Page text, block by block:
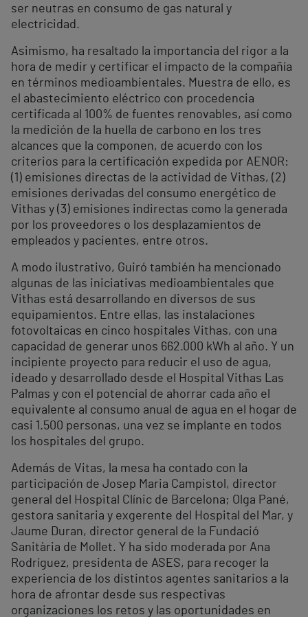
ser neutras en consumo de gas natural y
electricidad.
Asimismo, ha resaltado la importancia del rigor a la
hora de medir y certificar el impacto de la compañía
en términos medioambientales. Muestra de ello, es
el abastecimiento eléctrico con procedencia
certificada al 100% de fuentes renovables, así como
la medición de la huella de carbono en los tres
alcances que la componen, de acuerdo con los
criterios para la certificación expedida por AENOR:
(1) emisiones directas de la actividad de Vithas, (2)
emisiones derivadas del consumo energético de
Vithas y (3) emisiones indirectas como la generada
por los proveedores o los desplazamientos de
empleados y pacientes, entre otros.
A modo ilustrativo, Guiró también ha mencionado
algunas de las iniciativas medioambientales que
Vithas está desarrollando en diversos de sus
equipamientos. Entre ellas, las instalaciones
fotovoltaicas en cinco hospitales Vithas, con una
capacidad de generar unos 662.000 kWh al año. Y un
incipiente proyecto para reducir el uso de agua,
ideado y desarrollado desde el Hospital Vithas Las
Palmas y con el potencial de ahorrar cada año el
equivalente al consumo anual de agua en el hogar de
casi 1.500 personas, una vez se implante en todos
los hospitales del grupo.
Además de Vitas, la mesa ha contado con la
participación de Josep Maria Campistol, director
general del Hospital Clínic de Barcelona; Olga Pané,
gestora sanitaria y exgerente del Hospital del Mar, y
Jaume Duran, director general de la Fundació
Sanitària de Mollet. Y ha sido moderada por Ana
Rodríguez, presidenta de ASES, para recoger la
experiencia de los distintos agentes sanitarios a la
hora de afrontar desde sus respectivas
organizaciones los retos y las oportunidades en